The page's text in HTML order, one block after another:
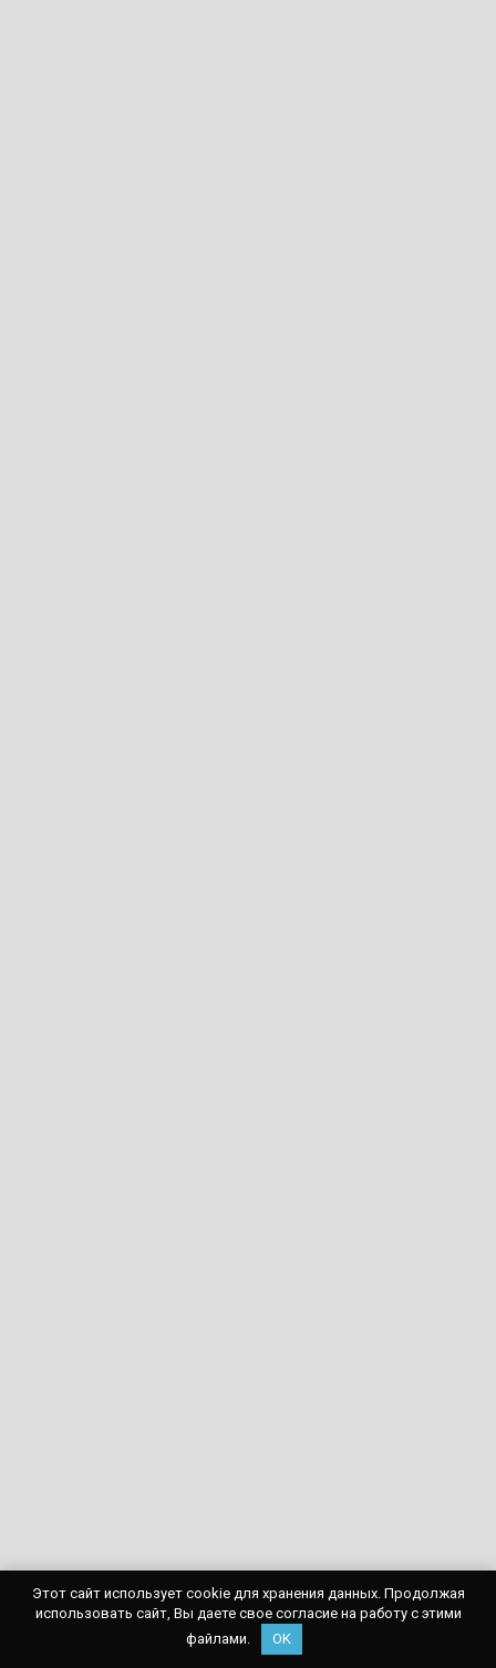
Этот сайт использует cookie для хранения данных. Продолжая
использовать сайт, Вы даете свое согласие на работу с этими
файлами.
OK